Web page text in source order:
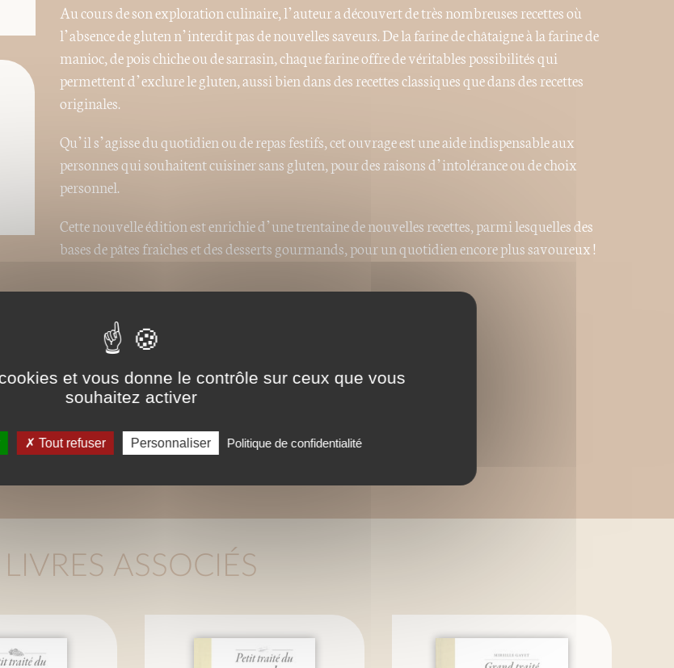
Au cours de son exploration culinaire, l’auteur a découvert de très nombreuses recettes où
l’absence de gluten n’interdit pas de nouvelles saveurs. De la farine de châtaigne à la farine de
manioc, de pois chiche ou de sarrasin, chaque farine offre de véritables possibilités qui
permettent d’exclure le gluten, aussi bien dans des recettes classiques que dans des recettes
originales.
Qu’il s’agisse du quotidien ou de repas festifs, cet ouvrage est une aide indispensable aux
personnes qui souhaitent cuisiner sans gluten, pour des raisons d’intolérance ou de choix
personnel.
Cette nouvelle édition est enrichie d’une trentaine de nouvelles recettes, parmi lesquelles des
bases de pâtes fraiches et des desserts gourmands, pour un quotidien encore plus savoureux !
Recommandé par l'Ecolomag (Janvier 2017)
LIVRES ASSOCIÉS
et vous donne le contrôle sur ceux que vous
souhaitez activer
Tout refuser Personnaliser Politique de confidentialité